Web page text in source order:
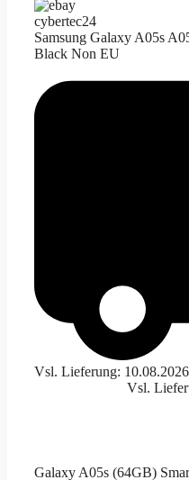
cybertec24
Samsung Galaxy A05s
Black Non EU
Vsl. Lieferung:
Vsl.
Galaxy A05s (64GB)